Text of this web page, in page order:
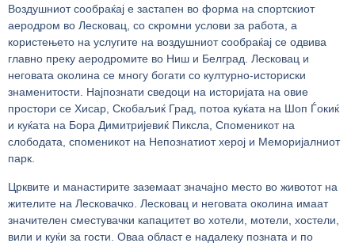
Воздушниот сообраќај е застапен во форма на спортскиот
аеродром во Лесковац, со скромни услови за работа, а
користењето на услугите на воздушниот сообраќај се одвива
главно преку аеродромите во Ниш и Белград. Лесковац и
неговата околина се многу богати со културно-историски
знаменитости. Најпознати сведоци на историјата на овие
простори се Хисар, Скобаљиќ Град, потоа куќата на Шоп Ѓокиќ
и куќата на Бора Димитријевиќ Пиксла, Споменикот на
слободата, споменикот на Непознатиот херој и Меморијалниот
парк.
Црквите и манастирите заземаат значајно место во животот на
жителите на Лесковачко. Лесковац и неговата околина имаат
значителен сместувачки капацитет во хотели, мотели, хостели,
вили и куќи за гости. Оваа област е надалеку позната и по